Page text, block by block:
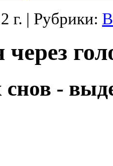
г. | Рубрики:
-